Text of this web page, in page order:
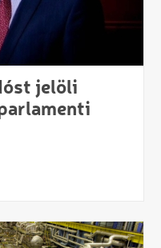
jelöli